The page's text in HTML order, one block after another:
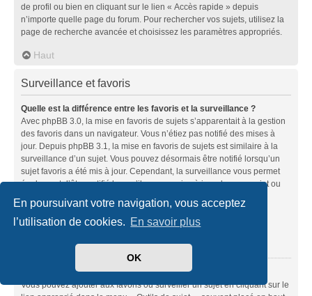
En poursuivant votre navigation, vous acceptez
l’utilisation de cookies. En savoir plus
OK
de profil ou bien en cliquant sur le lien « Accès rapide » depuis
n’importe quelle page du forum. Pour rechercher vos sujets, utilisez la
page de recherche avancée et choisissez les paramètres appropriés.
Haut
Surveillance et favoris
Quelle est la différence entre les favoris et la surveillance ?
Avec phpBB 3.0, la mise en favoris de sujets s’apparentait à la gestion
des favoris dans un navigateur. Vous n’étiez pas notifié des mises à
jour. Depuis phpBB 3.1, la mise en favoris de sujets est similaire à la
surveillance d’un sujet. Vous pouvez désormais être notifié lorsqu’un
sujet favoris a été mis à jour. Cependant, la surveillance vous permet
également d’être notifié lorsqu’il y a une mise à jour dans un sujet ou
surveillances peuvent être configurées depuis le panneau de
l’utilisateur dans l’onglet « Préférences du forum ».
Comment mettre en favoris ou surveiller des sujets ?
Vous pouvez ajouter aux favoris ou surveiller un sujet en cliquant sur le